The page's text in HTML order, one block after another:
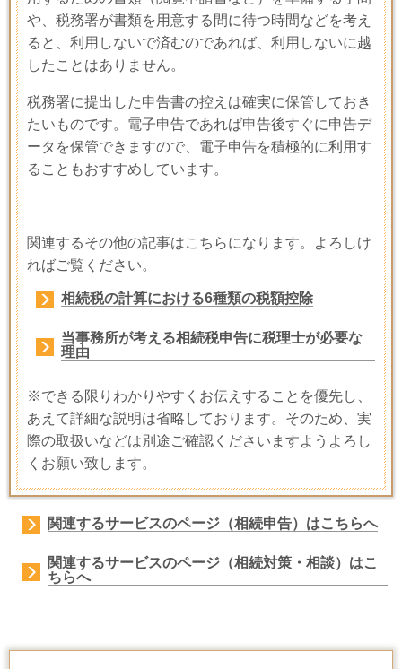
や、税務署が書類を用意する間に待つ時間などを考え
ると、利用しないで済むのであれば、利用しないに越
したことはありません。
税務署に提出した申告書の控えは確実に保管しておき
たいものです。電子申告であれば申告後すぐに申告デ
ータを保管できますので、電子申告を積極的に利用す
ることもおすすめしています。
関連するその他の記事はこちらになります。よろしけ
ればご覧ください。
相続税の計算における6種類の税額控除
当事務所が考える相続税申告に税理士が必要な
理由
※できる限りわかりやすくお伝えすることを優先し、
あえて詳細な説明は省略しております。そのため、実
際の取扱いなどは別途ご確認くださいますようよろし
くお願い致します。
関連するサービスのページ（相続申告）はこちらへ
関連するサービスのページ（相続対策・相談）はこ
ちらへ